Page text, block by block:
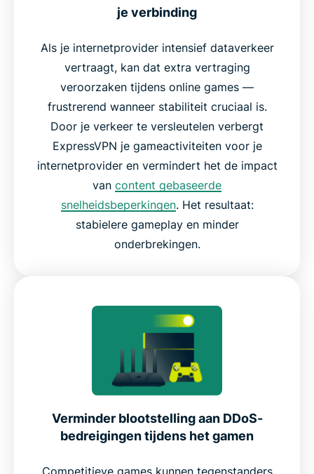
je verbinding
Als je internetprovider intensief dataverkeer
vertraagt, kan dat extra vertraging
veroorzaken tijdens online games —
frustrerend wanneer stabiliteit cruciaal is.
Door je verkeer te versleutelen verbergt
ExpressVPN je gameactiviteiten voor je
internetprovider en vermindert het de impact
van content gebaseerde
snelheidsbeperkingen. Het resultaat:
stabielere gameplay en minder
onderbrekingen.
Verminder blootstelling aan DDoS-
bedreigingen tijdens het gamen
Competitieve games kunnen tegenstanders